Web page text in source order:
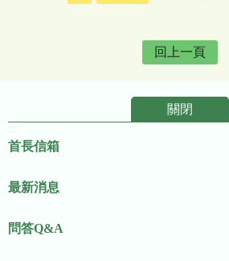
回上一頁
關閉
首長信箱
最新消息
問答Q&A